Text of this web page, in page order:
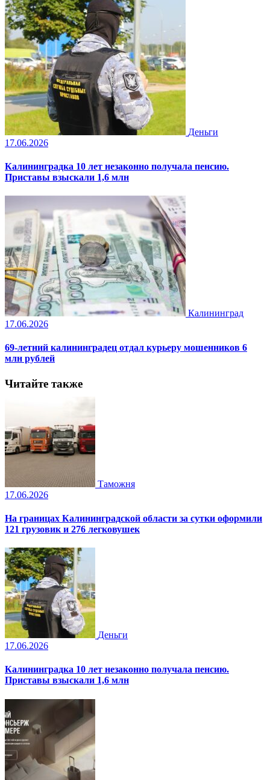
Деньги
17.06.2026
Калининградка 10 лет незаконно получала пенсию.
Приставы взыскали 1,6 млн
Калининград
17.06.2026
69-летний калининградец отдал курьеру мошенников 6
млн рублей
Читайте также
Таможня
17.06.2026
На границах Калининградской области за сутки оформили
121 грузовик и 276 легковушек
Деньги
17.06.2026
Калининградка 10 лет незаконно получала пенсию.
Приставы взыскали 1,6 млн